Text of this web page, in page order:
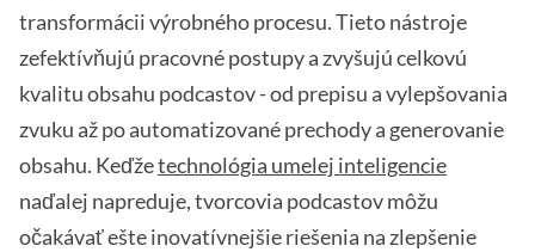
transformácii výrobného procesu. Tieto nástroje
zefektívňujú pracovné postupy a zvyšujú celkovú
kvalitu obsahu podcastov - od prepisu a vylepšovania
zvuku až po automatizované prechody a generovanie
obsahu. Keďžetechnológia umelej inteligencie
naďalej napreduje, tvorcovia podcastov môžu
očakávať ešte inovatívnejšie riešenia na zlepšenie